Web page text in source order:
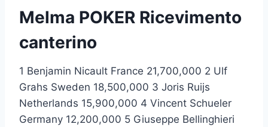
Melma POKER Ricevimento
canterino
1 Benjamin Nicault France 21,700,000 2 Ulf
Grahs Sweden 18,500,000 3 Joris Ruijs
Netherlands 15,900,000 4 Vincent Schueler
Germany 12,200,000 5 Giuseppe Bellinghieri